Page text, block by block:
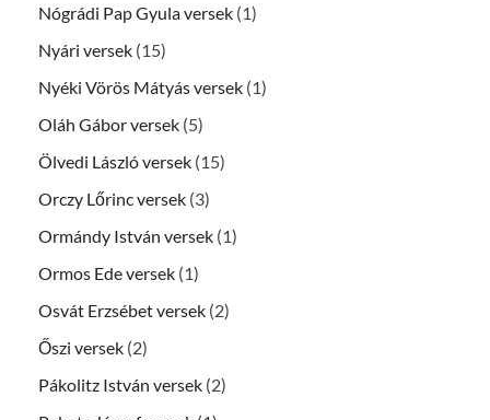
Nógrádi Pap Gyula versek (1)
Nyári versek (15)
Nyéki Vörös Mátyás versek (1)
Oláh Gábor versek (5)
Ölvedi László versek (15)
Orczy Lőrinc versek (3)
Ormándy István versek (1)
Ormos Ede versek (1)
Osvát Erzsébet versek (2)
Őszi versek (2)
Pákolitz István versek (2)